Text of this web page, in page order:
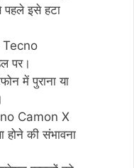
पहले इसे हटा
पर।
में पुराना या
Camon X
की संभावना